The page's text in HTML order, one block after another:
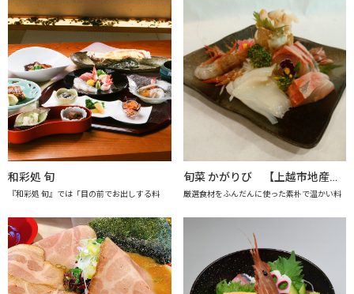
和彩処 旬
『和彩処 旬』では「目の前でお出しする料
旬菜 かがりび 【上越市地産地消推進の店認定店】
厳選食材をふんだんに使った素朴で温かい料